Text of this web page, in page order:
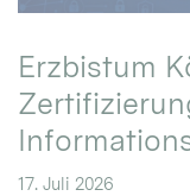
Erzbistum
17. Juli 2026